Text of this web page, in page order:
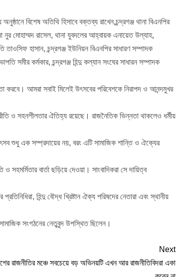
বিশেষ অতিথি হিসাবে বক্তব্য রাখেন,চন্দ্রগঞ্জ থানা বিএনপির
নুর মোহাম্মদ রাসেল, থানা যুবদলের আহ্বায়ক এনায়েত উল্যাহ,
তাওসিফ হাসান, চন্দ্রগঞ্জ ইউনিয়ন বিএনপির সাধারণ সম্পাদক
সমীর কর্মকার, চন্দ্রগঞ্জ হিন্দু কল্যান সংঘের সাধারন সম্পাদক
করবে। আমরা সবাই মিলেই উৎসবের পরিবেশকে নিরাপদ ও আনন্দমুখর
ও সহনশীলতার ঐতিহ্য রয়েছে। রাজনৈতিক ভিন্নতা থাকলেও ধর্মীয়
উৎসব শুধু এক সম্প্রদায়ের নয়, বরং এটি সামাজিক শান্তি ও ঐক্যের
সহমর্মিতার বার্তা ছড়িয়ে দেওয়া। সাংবাদিকরা সে দায়িত্ব
হিন্দু বৌদ্ধ খ্রিষ্টান ঐক্য পরিষদের নেতারা এবং স্থানীয়
সংগঠনের নেতৃবৃন্দ উপস্থিত ছিলেন।
Next
রাজনীতির মঞ্চে সবচেয়ে বড় অভিনয়টি এখন আর রাজনীতিবিদরা একা